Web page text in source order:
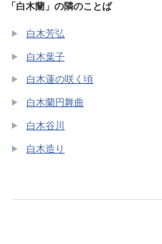
「白木蘭」の隣のことば
白木芳弘
白木葉子
白木蓮の咲く頃
白木蘭円舞曲
白木谷川
白木造り